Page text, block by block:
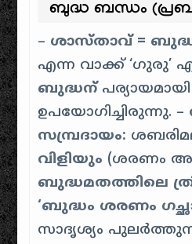
ബുദ്ധ ബന്ധം
– ശാസ്താവ് =
എന്ന വാക്ക് ‘ഗുരു’
ബുദ്ധന്പര്യായമായി
ഉപയോഗിച്ചിരുന്നു. –
സമ്പ്രദായം:
വിളിയും (ശരണം
ബുദ്ധമതത്തിലെ
‘ബുദ്ധം ശരണം
സാദൃശ്യം